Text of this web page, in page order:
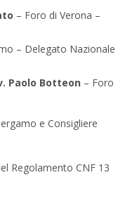
– Foro di Verona –
– Delegato Nazionale
Paolo Botteon – Foro
e Consigliere
Regolamento CNF 13